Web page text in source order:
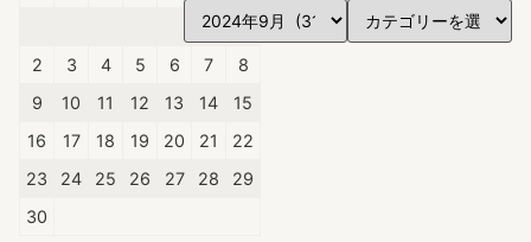
1
2
3 4 5 6 7
8
9
10 11 12 13 14
15
16
17 18 19 20 21
22
23
24 25 26 27 28
29
30